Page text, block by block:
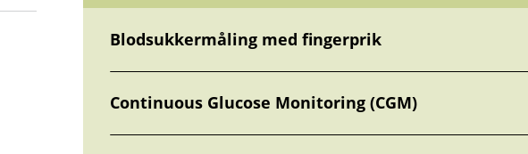
Blodsukkermåling med fingerprik
Continuous Glucose Monitoring (CGM)